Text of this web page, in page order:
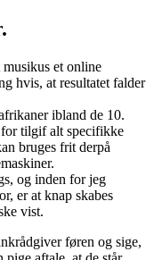
et online
hvis, at resultatet falder
ibland de 10.
tilgif alt specifikke
bruges frit derpå
og inden for jeg
er at knap skabes
vist.
føren og sige,